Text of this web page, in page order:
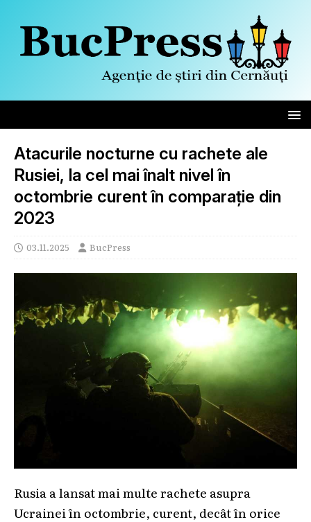
Atacurile nocturne cu rachete ale
Rusiei, la cel mai înalt nivel în
octombrie curent în comparație din
2023
03.11.2025 BucPress
Rusia a lansat mai multe rachete asupra
Ucrainei în octombrie, curent, decât în orice